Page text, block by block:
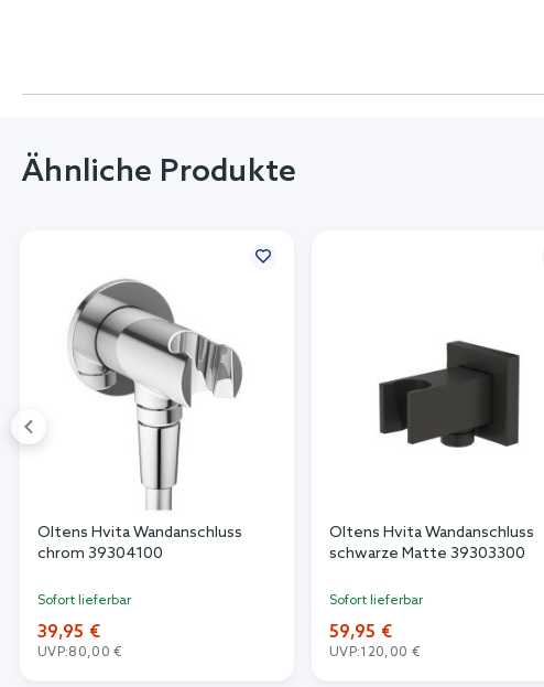
Ähnliche Produkte
Oltens Hvita Wandanschluss
chrom 39304100
Sofort lieferbar
39,95 €
UVP:80,00 €
Oltens Hvita Wandanschluss
schwarze Matte 39303300
Sofort lieferbar
59,95 €
UVP:120,00 €